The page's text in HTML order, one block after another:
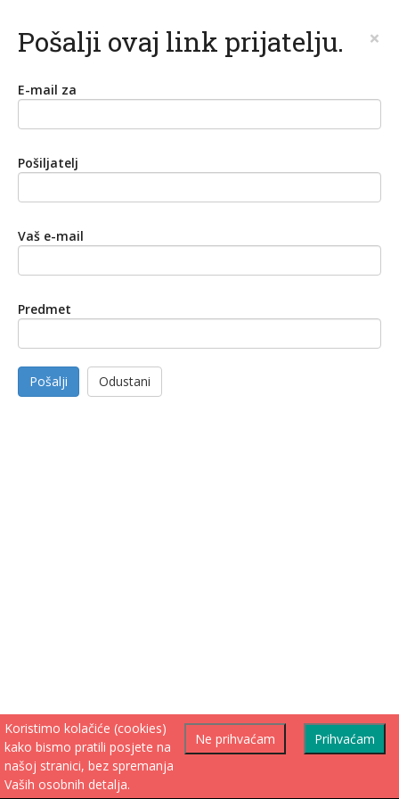
Pošalji ovaj link prijatelju. ×
E-mail za
Pošiljatelj
Vaš e-mail
Predmet
Pošalji Odustani
Prihvaćam
Ne prihvaćam
Koristimo kolačiće (cookies)
kako bismo pratili posjete na
našoj stranici, bez spremanja
Vaših osobnih detalja.